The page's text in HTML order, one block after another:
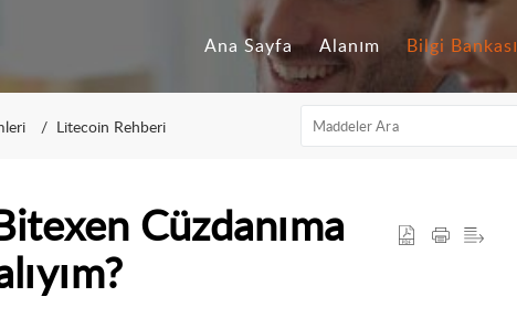
Ana Sayfa Alanım Bilgi Bankası
Litecoin Rehberi
Cüzdanıma